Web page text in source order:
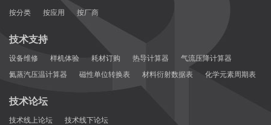
按分类 按应用 按厂商
技术支持
设备维修 样机体验 耗材订购 热导计算器
气流压降计算器
氦蒸汽压温计算器
磁性单位转换表 材料衍射数据表 化学元素周期表
技术论坛
技术线上论坛 技术线下论坛